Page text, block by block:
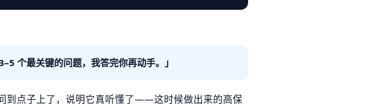
个最关键的问题，我答完你再动手。」
到点子上了，说明它真听懂了——这时候做出来的高保